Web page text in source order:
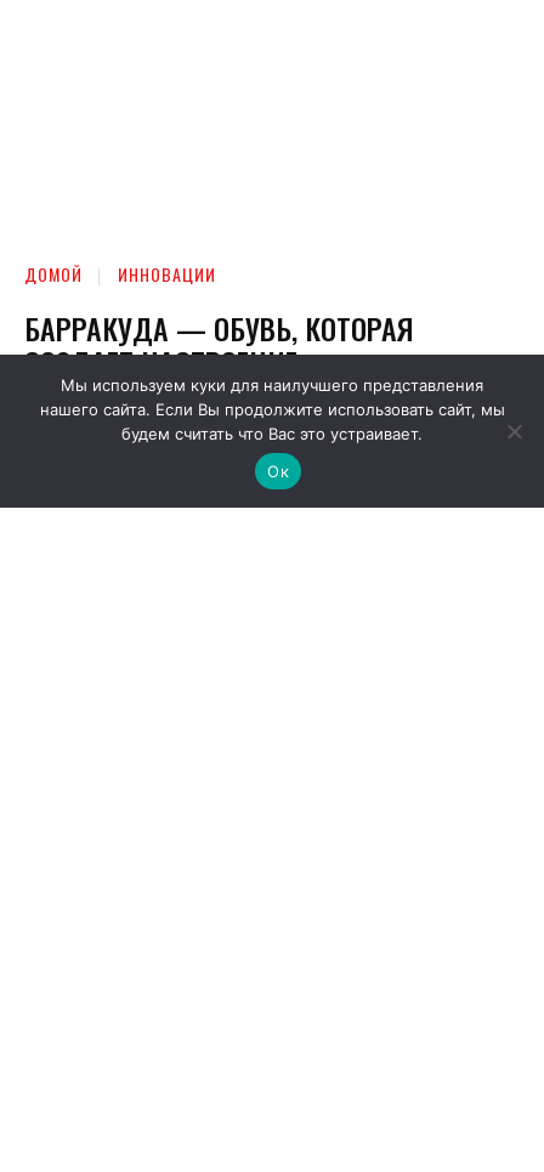
Мы используем куки для наилучшего представления
нашего сайта. Если Вы продолжите использовать сайт, мы
будем считать что Вас это устраивает.
Ок